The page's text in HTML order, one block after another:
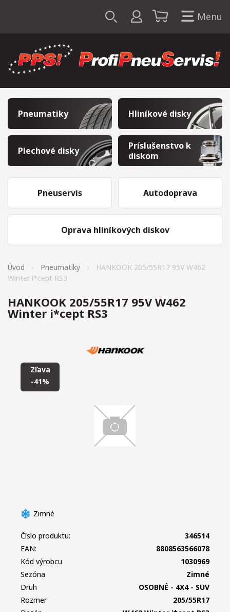
Menu
Pneumatiky Hliníkové disky
Plechové disky
Príslušenstvo k
diskom
Pneuservis
Oprava hliníkových diskov
Autodoprava
Úvod Pneumatiky
HANKOOK 205/55R17 95V W462
Winter i*cept RS3
HANKOOK 205/55R17 95V W462
Winter i*cept RS3
Zľava
-41%
Zimné
Číslo produktu:
346514
EAN:
8808563566078
Kód výrobcu
1030969
Sezóna
Zimné
Druh
OSOBNÉ - 4X4 - SUV
Rozmer
205/55R17